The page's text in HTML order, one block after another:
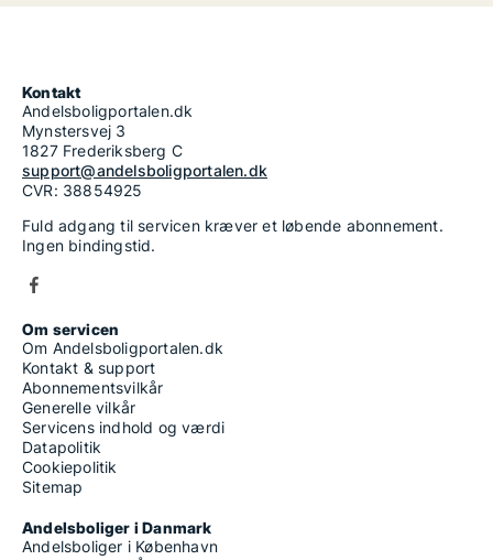
Kontakt
Andelsboligportalen.dk
Mynstersvej 3
1827 Frederiksberg C
support@andelsboligportalen.dk
CVR: 38854925
Fuld adgang til servicen kræver et løbende abonnement.
Ingen bindingstid.
Om servicen
Om Andelsboligportalen.dk
Kontakt & support
Abonnementsvilkår
Generelle vilkår
Servicens indhold og værdi
Datapolitik
Cookiepolitik
Sitemap
Andelsboliger i Danmark
Andelsboliger i København